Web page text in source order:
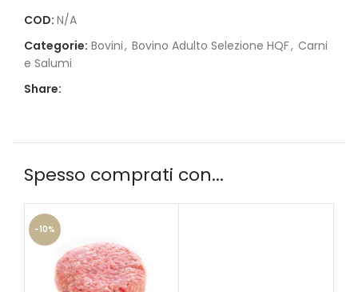
COD: N/A
Categorie: Bovini, Bovino Adulto Selezione HQF, Carni
e Salumi
Share:
Spesso comprati con...
-10%